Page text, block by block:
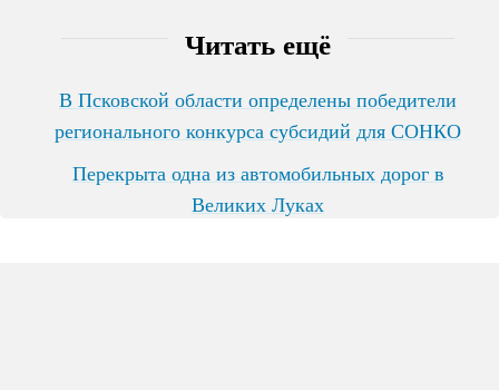
Читать ещё
В Псковской области определены победители
регионального конкурса субсидий для СОНКО
Перекрыта одна из автомобильных дорог в
Великих Луках